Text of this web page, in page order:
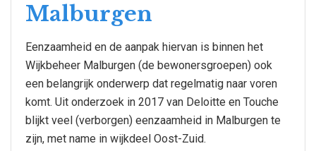
Malburgen
Eenzaamheid en de aanpak hiervan is binnen het
Wijkbeheer Malburgen (de bewonersgroepen) ook
een belangrijk onderwerp dat regelmatig naar voren
komt. Uit onderzoek in 2017 van Deloitte en Touche
blijkt veel (verborgen) eenzaamheid in Malburgen te
zijn, met name in wijkdeel Oost-Zuid.